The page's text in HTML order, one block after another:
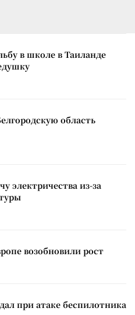
в школе в Таиланде
область
электричества из-за
возобновили рост
при атаке беспилотника